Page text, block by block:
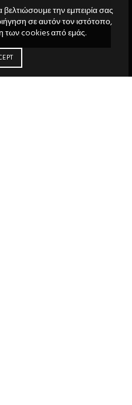
την εμπειρία σας
σε αυτόν τον ιστότοπο,
των cookies από εμάς.